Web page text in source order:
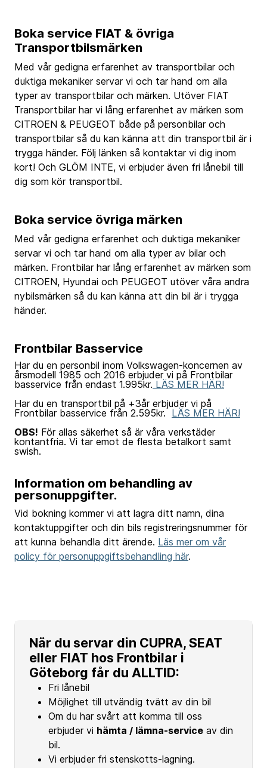
Boka service FIAT & övriga
Transportbilsmärken
Med vår gedigna erfarenhet av transportbilar och
duktiga mekaniker servar vi och tar hand om alla
typer av transportbilar och märken. Utöver FIAT
Transportbilar har vi lång erfarenhet av märken som
CITROEN & PEUGEOT både på personbilar och
transportbilar så du kan känna att din transportbil är i
trygga händer. Följ länken så kontaktar vi dig inom
kort! Och GLÖM INTE, vi erbjuder även fri lånebil till
dig som kör transportbil.
Boka service övriga märken
Med vår gedigna erfarenhet och duktiga mekaniker
servar vi och tar hand om alla typer av bilar och
märken. Frontbilar har lång erfarenhet av märken som
CITROEN, Hyundai och PEUGEOT utöver våra andra
nybilsmärken så du kan känna att din bil är i trygga
händer.
Frontbilar Basservice
Har du en personbil inom Volkswagen-koncernen av
årsmodell 1985 och 2016 erbjuder vi på Frontbilar
basservice från endast 1.995kr. LÄS MER HÄR!
Har du en transportbil på +3år erbjuder vi på
Frontbilar basservice från 2.595kr. LÄS MER HÄR!
OBS! För allas säkerhet så är våra verkstäder
kontantfria. Vi tar emot de flesta betalkort samt
swish.
Information om behandling av
personuppgifter.
Vid bokning kommer vi att lagra ditt namn, dina
kontaktuppgifter och din bils registreringsnummer för
att kunna behandla ditt ärende. Läs mer om vår
policy för personuppgiftsbehandling här.
När du servar din CUPRA, SEAT
eller FIAT hos Frontbilar i
Göteborg får du ALLTID:
Fri lånebil
Möjlighet till utvändig tvätt av din bil
Om du har svårt att komma till oss
erbjuder vi hämta / lämna-service av din
bil.
Vi erbjuder fri stenskotts-lagning.